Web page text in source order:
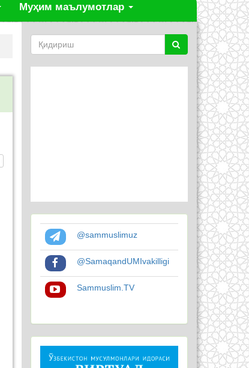
Муҳим маълумотлар
@sammuslimuz
@SamaqandUMIvakilligi
Sammuslim.TV